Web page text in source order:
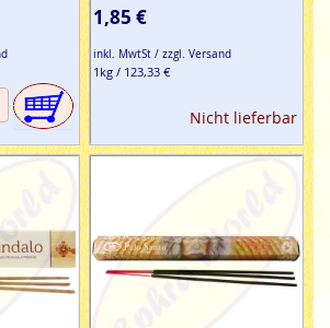
1,85 €
inkl. MwtSt / zzgl. Versand
1kg / 123,33 €
Nicht lieferbar